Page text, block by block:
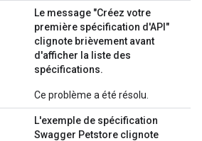
Le message "Créez votre
première spécification d'API"
clignote brièvement avant
d'afficher la liste des
spécifications.
Ce problème a été résolu.
L'exemple de spécification
Swagger Petstore clignote